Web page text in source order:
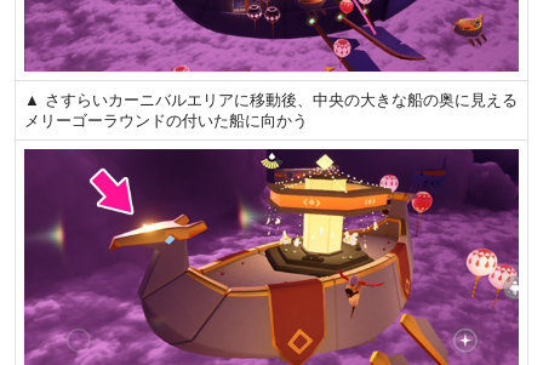
▲ さすらいカーニバルエリアに移動後、中央の大きな船の奥に見える
メリーゴーラウンドの付いた船に向かう